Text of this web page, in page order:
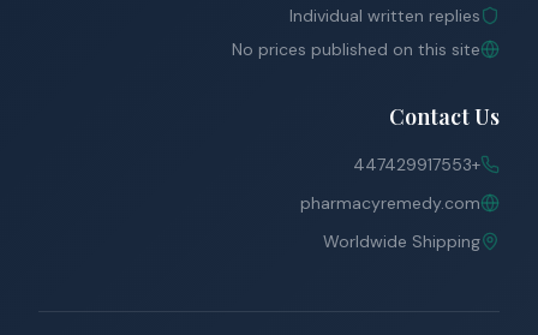
Individual written replies
No prices published on this site
Contact Us
+447429917553
pharmacyremedy.com
Worldwide Shipping